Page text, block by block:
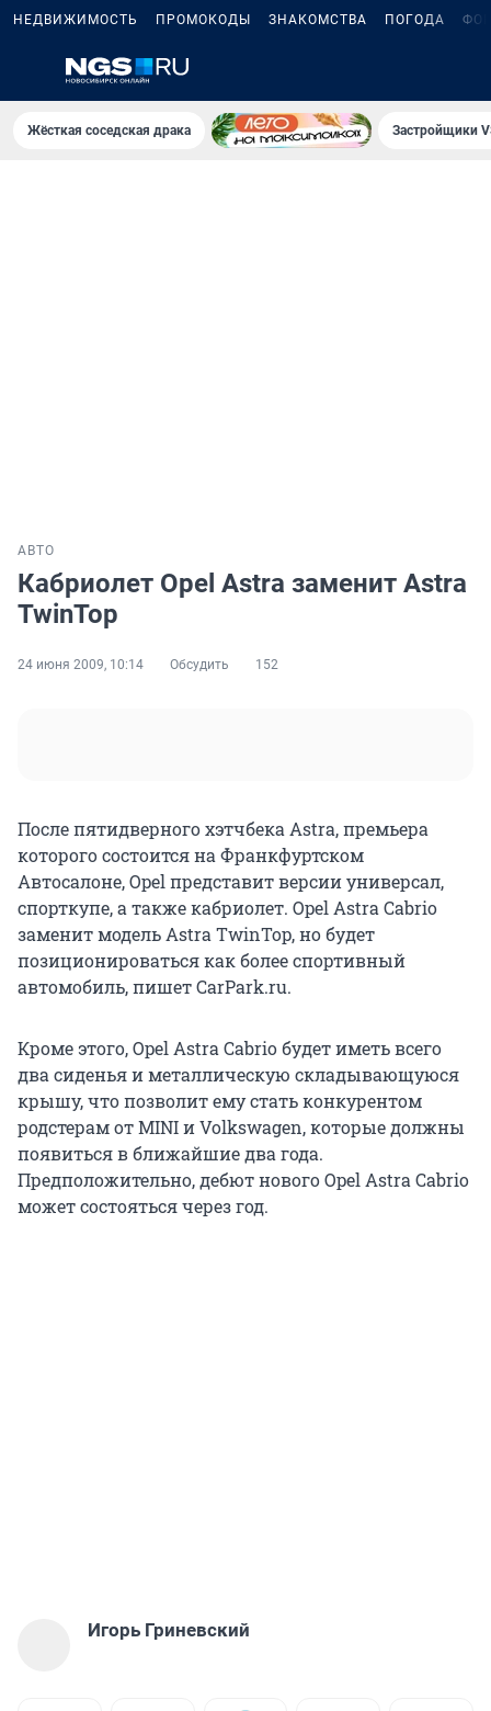
НЕДВИЖИМОСТЬ ПРОМОКОДЫ ЗНАКОМСТВА ПОГОДА
Жёсткая соседская драка Застройщики
АВТО
Кабриолет Opel Astra заменит Astra
TwinTop
24 июня 2009, 10:14 Обсудить 152
После пятидверного хэтчбека Astra, премьера
которого состоится на Франкфуртском
Автосалоне, Opel представит версии универсал,
спорткупе, а также кабриолет. Opel Astra Cabrio
заменит модель Astra TwinTop, но будет
позиционироваться как более спортивный
автомобиль, пишет CarPark.ru.
Кроме этого, Opel Astra Cabrio будет иметь всего
два сиденья и металлическую складывающуюся
крышу, что позволит ему стать конкурентом
родстерам от MINI и Volkswagen, которые должны
появиться в ближайшие два года.
Предположительно, дебют нового Opel Astra Cabrio
может состояться через год.
Игорь Гриневский